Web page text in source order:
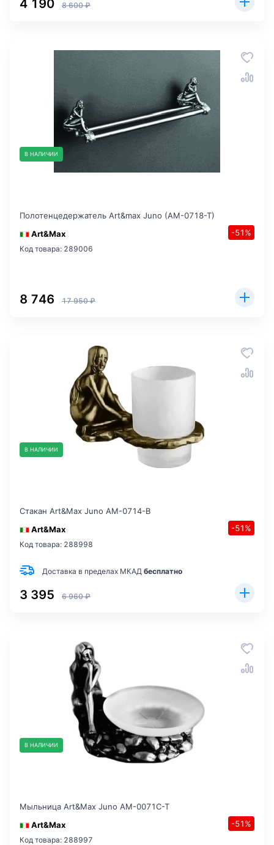
4 190 8 600 ₽
В НАЛИЧИИ
Полотенцедержатель Art&max Juno (AM-0718-T)
Art&Max
-51%
Код товара: 289006
8 746 17 950 ₽
В НАЛИЧИИ
Стакан Art&Max Juno AM-0714-B
Art&Max
-51%
Код товара: 288998
Доставка в пределах МКАД бесплатно
3 395 6 960 ₽
В НАЛИЧИИ
Мыльница Art&Max Juno AM-0071C-T
Art&Max
-51%
Код товара: 288997